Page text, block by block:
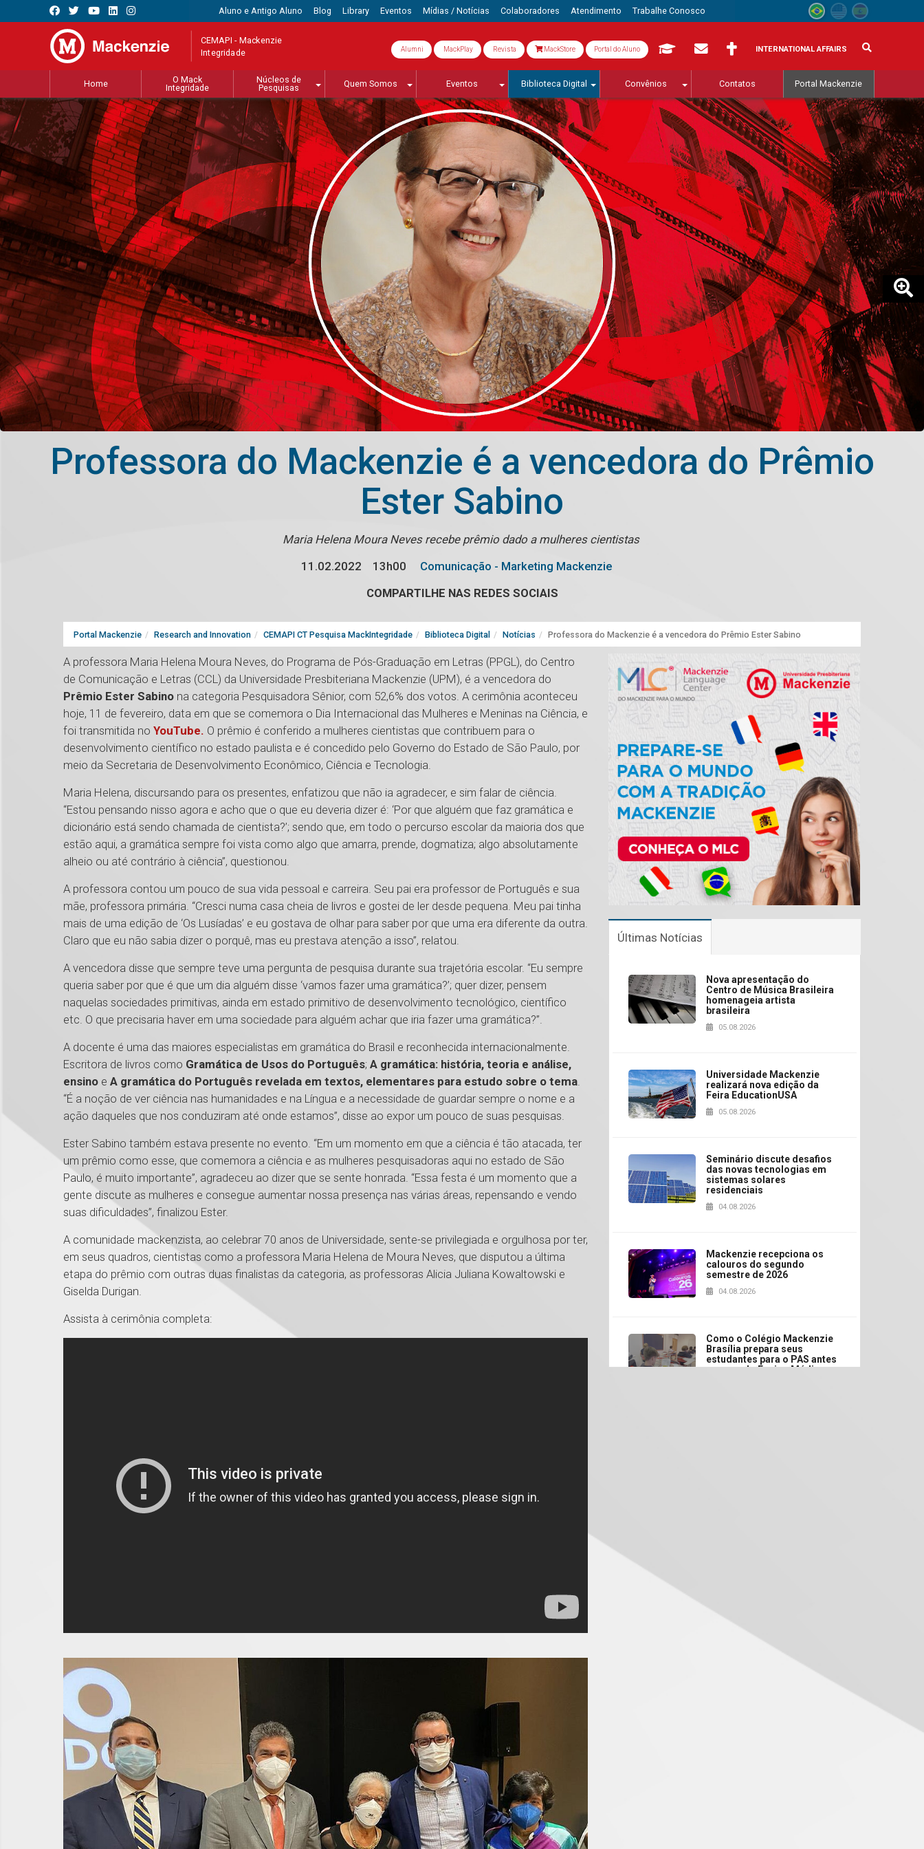
Aluno e Antigo Aluno Blog Library Eventos Mídias / Notícias Colaboradores Atendimento Trabalhe Conosco
CEMAPI - Mackenzie
Integridade Alumni MackPlay Revista MackStore Portal do Aluno INTERNATIONAL AFFAIRS
Home
O Mack
Integridade
Núcleos de
Pesquisas
Quem Somos Eventos Biblioteca Digital Convênios Contatos Portal Mackenzie
Professora do Mackenzie é a vencedora do Prêmio
Ester Sabino
Maria Helena Moura Neves recebe prêmio dado a mulheres cientistas
11.02.2022
13h00
Comunicação - Marketing Mackenzie
COMPARTILHE NAS REDES SOCIAIS
Portal Mackenzie Research and Innovation CEMAPI CT Pesquisa MackIntegridade Biblioteca Digital Notícias Professora do Mackenzie é a vencedora do Prêmio Ester Sabino
A professora Maria Helena Moura Neves, do Programa de Pós-Graduação em Letras (PPGL), do Centro
de Comunicação e Letras (CCL) da Universidade Presbiteriana Mackenzie (UPM), é a vencedora do
Prêmio Ester Sabino na categoria Pesquisadora Sênior, com 52,6% dos votos. A cerimônia aconteceu
hoje, 11 de fevereiro, data em que se comemora o Dia Internacional das Mulheres e Meninas na Ciência, e
foi transmitida no YouTube. O prêmio é conferido a mulheres cientistas que contribuem para o
desenvolvimento científico no estado paulista e é concedido pelo Governo do Estado de São Paulo, por
meio da Secretaria de Desenvolvimento Econômico, Ciência e Tecnologia.
Maria Helena, discursando para os presentes, enfatizou que não ia agradecer, e sim falar de ciência.
“Estou pensando nisso agora e acho que o que eu deveria dizer é: ‘Por que alguém que faz gramática e
dicionário está sendo chamada de cientista?’; sendo que, em todo o percurso escolar da maioria dos que
estão aqui, a gramática sempre foi vista como algo que amarra, prende, dogmatiza; algo absolutamente
alheio ou até contrário à ciência”, questionou.
A professora contou um pouco de sua vida pessoal e carreira. Seu pai era professor de Português e sua
mãe, professora primária. “Cresci numa casa cheia de livros e gostei de ler desde pequena. Meu pai tinha
mais de uma edição de ‘Os Lusíadas’ e eu gostava de olhar para saber por que uma era diferente da outra.
Claro que eu não sabia dizer o porquê, mas eu prestava atenção a isso”, relatou.
A vencedora disse que sempre teve uma pergunta de pesquisa durante sua trajetória escolar. “Eu sempre
queria saber por que é que um dia alguém disse ‘vamos fazer uma gramática?’; quer dizer, pensem
naquelas sociedades primitivas, ainda em estado primitivo de desenvolvimento tecnológico, científico
etc. O que precisaria haver em uma sociedade para alguém achar que iria fazer uma gramática?”.
A docente é uma das maiores especialistas em gramática do Brasil e reconhecida internacionalmente.
Escritora de livros como Gramática de Usos do Português; A gramática: história, teoria e análise,
ensino e A gramática do Português revelada em textos, elementares para estudo sobre o tema.
“É a noção de ver ciência nas humanidades e na Língua e a necessidade de guardar sempre o nome e a
ação daqueles que nos conduziram até onde estamos”, disse ao expor um pouco de suas pesquisas.
Ester Sabino também estava presente no evento. “Em um momento em que a ciência é tão atacada, ter
um prêmio como esse, que comemora a ciência e as mulheres pesquisadoras aqui no estado de São
Paulo, é muito importante”, agradeceu ao dizer que se sente honrada. “Essa festa é um momento que a
gente discute as mulheres e consegue aumentar nossa presença nas várias áreas, repensando e vendo
suas dificuldades”, finalizou Ester.
A comunidade mackenzista, ao celebrar 70 anos de Universidade, sente-se privilegiada e orgulhosa por ter,
em seus quadros, cientistas como a professora Maria Helena de Moura Neves, que disputou a última
etapa do prêmio com outras duas finalistas da categoria, as professoras Alicia Juliana Kowaltowski e
Giselda Durigan.
Assista à cerimônia completa:
Últimas Notícias
Nova apresentação do
Centro de Música Brasileira
homenageia artista
brasileira
05.08.2026
Universidade Mackenzie
realizará nova edição da
Feira EducationUSA
05.08.2026
Seminário discute desafios
das novas tecnologias em
sistemas solares
residenciais
04.08.2026
Mackenzie recepciona os
calouros do segundo
semestre de 2026
04.08.2026
Como o Colégio Mackenzie
Brasília prepara seus
estudantes para o PAS antes
mesmo do Ensino Médio
finalista do Prêmio Jabuti